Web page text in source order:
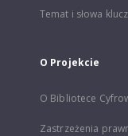
Temat i słowa
O Projekcie
O Bibliotece
Zastrzeżenia